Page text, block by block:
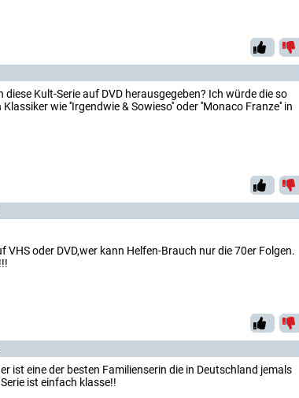
diese Kult-Serie auf DVD herausgegeben? Ich würde die so
wie ''Irgendwie & Sowieso'' oder ''Monaco Franze'' in
VHS oder DVD,wer kann Helfen-Brauch nur die 70er Folgen.
ist eine der besten Familienserin die in Deutschland jemals
ist einfach klasse!!